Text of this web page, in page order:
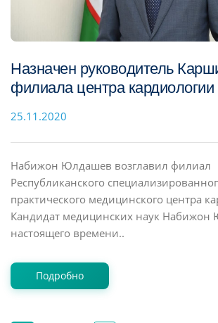
Назначен руководитель
филиала центра кардиологии
25.11.2020
Набижон Юлдашев возглавил филиал
Республиканского
практического медицинского центра
Кандидат медицинских наук Набижон
настоящего времени..
Подробно